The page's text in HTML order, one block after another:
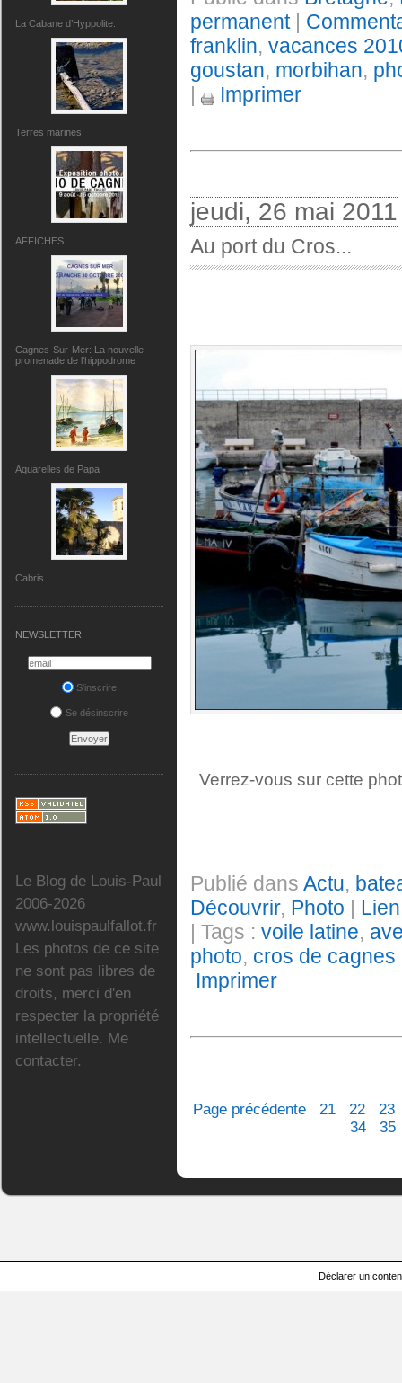
La Cabane d’Hyppolite.
Terres marines
AFFICHES
Cagnes-Sur-Mer: La nouvelle
promenade de l'hippodrome
Aquarelles de Papa
Cabris
NEWSLETTER
S'inscrire
Se désinscrire
Le Blog de Louis-Paul
2006-2026
www.louispaulfallot.fr
Les photos de ce site
ne sont pas libres de
droits, merci d'en
respecter la propriété
intellectuelle. Me
contacter.
permanent|
franklin, vacances
goustan, morbihan,
|
Imprimer
jeudi, 26 mai 2011
Au port du Cros...
Verrez-vous sur cette
Publié dans Actu,
Découvrir, Photo
| Tags : voile latine,
photo, cros de cagnes
Imprimer
Page précédente 21 22
23
34
35
Déclarer un